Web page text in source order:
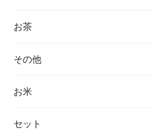
お茶
その他
お米
セット